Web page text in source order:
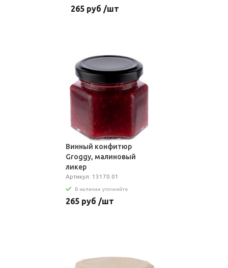
265 руб /шт
Винный конфитюр
Groggy, малиновый
ликер
Артикул: 13170.01
В наличии: уточняйте
265 руб /шт